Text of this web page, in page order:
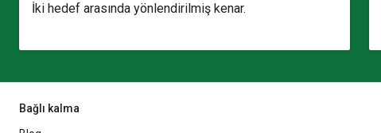
İki hedef arasında yönlendirilmiş kenar.
Bağlı kalma